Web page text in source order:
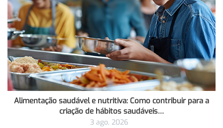
Alimentação saudável e nutritiva: Como contribuir para a
criação de hábitos saudáveis…
3 ago, 2026